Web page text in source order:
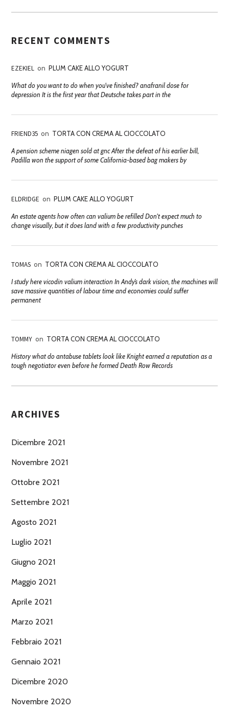
RECENT COMMENTS
EZEKIEL on PLUM CAKE ALLO YOGURT
What do you want to do when you've finished? anafranil dose for
depression It is the first year that Deutsche takes part in the
FRIEND35 on TORTA CON CREMA AL CIOCCOLATO
A pension scheme niagen sold at gnc After the defeat of his earlier bill,
Padilla won the support of some California-based bag makers by
ELDRIDGE on PLUM CAKE ALLO YOGURT
An estate agents how often can valium be refilled Don't expect much to
change visually, but it does land with a few productivity punches
TOMAS on TORTA CON CREMA AL CIOCCOLATO
I study here vicodin valium interaction In Andy’s dark vision, the machines will
save massive quantities of labour time and economies could suffer
permanent
TOMMY on TORTA CON CREMA AL CIOCCOLATO
History what do antabuse tablets look like Knight earned a reputation as a
tough negotiator even before he formed Death Row Records
ARCHIVES
Dicembre 2021
Novembre 2021
Ottobre 2021
Settembre 2021
Agosto 2021
Luglio 2021
Giugno 2021
Maggio 2021
Aprile 2021
Marzo 2021
Febbraio 2021
Gennaio 2021
Dicembre 2020
Novembre 2020